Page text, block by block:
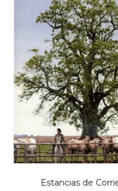
Estancias de